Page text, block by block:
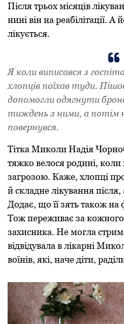
Після трьох місяців
нині він на реабілітації. А
лікується.
Я коли виписався з
хлопців поїхав туди.
допомогли одягнути
тиждень з ними, а потім
повернувся.
Тітка Миколи Надія
тяжко велося родині,
загрозою. Каже, хлопці
й складне лікування
Додає, що її зять також на
Тож переживає за кожного
захисника. Не могла
відвідувала в лікарні
воїнів, які, наче діти,